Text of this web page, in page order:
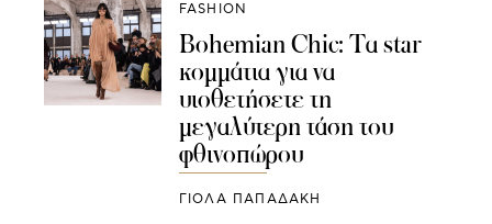
FASHION
Bohemian Chic: Τα star
κομμάτια για να
υιοθετήσετε τη
μεγαλύτερη τάση του
φθινοπώρου
ΓΙΌΛΑ ΠΑΠΑΔΆΚΗ